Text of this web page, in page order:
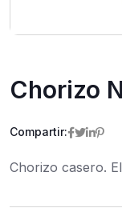
Chorizo
Compartir:
Chorizo casero.